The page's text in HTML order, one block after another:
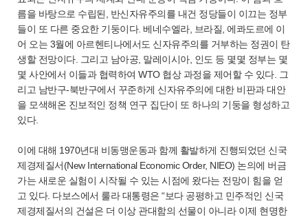
름을 바탕으로 수립된, 반신자유주의를 내건 정당들이 이끄는 정부
들이 또 다른 중요한 기둥이다. 베네수엘라, 브라질, 에콰도르에 이
어 오는 3월에 아르헨티나에서도 신자유주의를 거부하는 정권이 탄
생할 전망이다. 그리고 남아공, 말레이시아, 인도 등 몇몇 정부는 몇
몇 사안에서 이들과 협력하여 WTO 협상 과정을 제어할 수 있다. 그
리고 남반구-북반구에서 꾸준하게 신자유주의에 대한 비판과 대안
을 모색해온 진보적인 정책 연구 집단이 또 하나의 기둥을 형성하고
있다.
이에 대해 1970년대 비동맹운동과 함께 활발하게 진행되었던 신국
제경제질서(New International Economic Order, NIEO) 논의에 버금
가는 새로운 실험이 시작될 수 있는 시점에 왔다는 전망이 힘을 얻
고 있다. 다보스에서 룰라 대통령은 “보다 공평하고 민주적인 신국
제경제질서의 건설은 더 이상 관대함의 선물이 아니라 이제 현명한